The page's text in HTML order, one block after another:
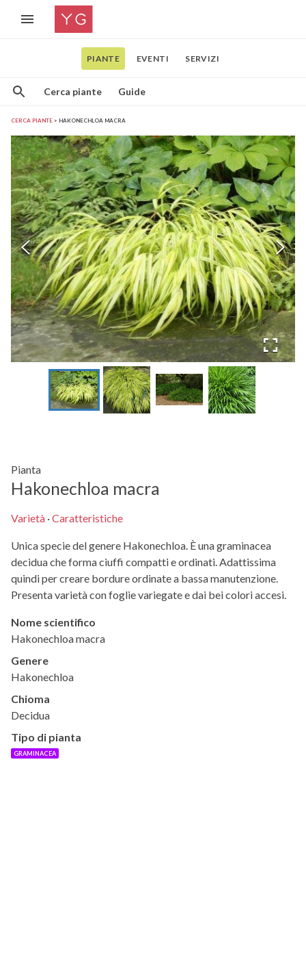
PIANTE EVENTI SERVIZI
Cerca piante Guide
CERCA PIANTE HAKONECHLOA MACRA
Pianta
Hakonechloa macra
Varietà ·Caratteristiche
Unica specie del genere Hakonechloa. È una graminacea
decidua che forma ciuffi compatti e ordinati. Adattissima
quindi per creare bordure ordinate a bassa manutenzione.
Presenta varietà con foglie variegate e dai bei colori accesi.
Nome scientifico
Hakonechloa macra
Genere
Hakonechloa
Chioma
Decidua
Tipo di pianta
GRAMINACEA